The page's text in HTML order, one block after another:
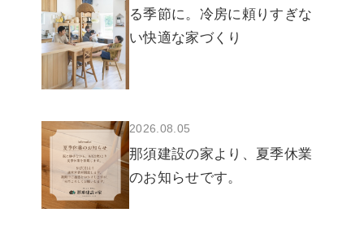
る季節に。冷房に頼りすぎな
い快適な家づくり
2026.08.05
那須建設の家より、夏季休業
のお知らせです。